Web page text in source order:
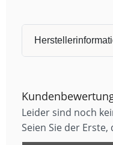
Leider sind noch
Seien Sie der